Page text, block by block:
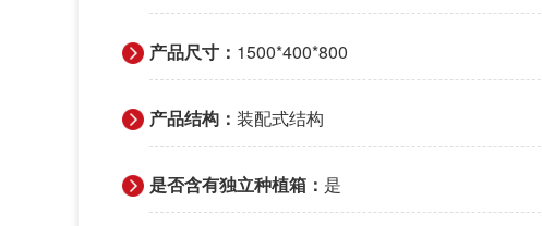
产品尺寸： 1500*400*800
产品结构： 装配式结构
是否含有独立种植箱： 是